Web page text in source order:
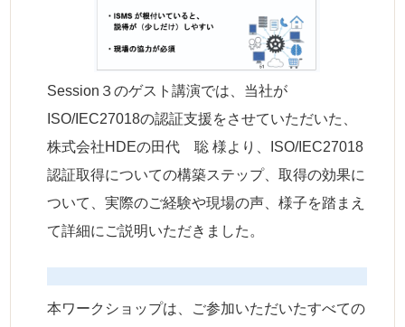
Session３のゲスト講演では、当社が
ISO/IEC27018の認証支援をさせていただいた、
株式会社HDEの田代 聡 様より、ISO/IEC27018
認証取得についての構築ステップ、取得の効果に
ついて、実際のご経験や現場の声、様子を踏まえ
て詳細にご説明いただきました。
本ワークショップは、ご参加いただいたすべての